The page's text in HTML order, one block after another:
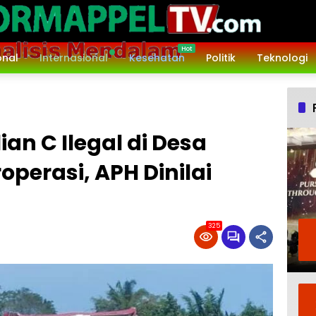
Internasional Kesehatan Politik Teknologi
C Ilegal di Desa
APH Dinilai
325